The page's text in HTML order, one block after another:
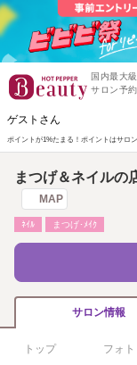
国内最大
サロン予
ゲストさん
ポイントが1%たまる！ ポイントはサロ
まつげ＆ネイル
MAP
ﾈｲﾙ まつげ･ﾒｲｸ
サロン情報
トップ フォト